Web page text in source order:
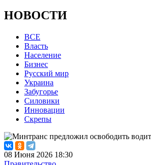
НОВОСТИ
ВСЕ
Власть
Население
Бизнес
Русский мир
Украина
Забугорье
Силовики
Инновации
Скрепы
08 Июня 2026 18:30